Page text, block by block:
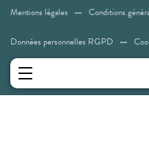
Mentions légales Conditions
Données personnelles RGPD
Accessibilité: Non conforme